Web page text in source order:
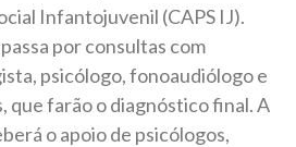
Infantojuvenil (CAPS IJ).
por consultas com
psicólogo, fonoaudiólogo e
que farão o diagnóstico final. A
o apoio de psicólogos,